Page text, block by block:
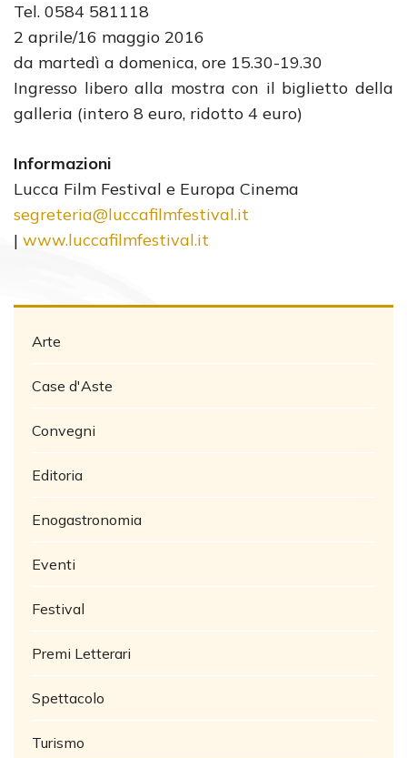
Tel. 0584 581118
2 aprile/16 maggio 2016
da martedì a domenica, ore 15.30-19.30
Ingresso libero alla mostra con il biglietto della
galleria (intero 8 euro, ridotto 4 euro)
Informazioni
Lucca Film Festival e Europa Cinema
segreteria@luccafilmfestival.it
| www.luccafilmfestival.it
Arte
Case d'Aste
Convegni
Editoria
Enogastronomia
Eventi
Festival
Premi Letterari
Spettacolo
Turismo